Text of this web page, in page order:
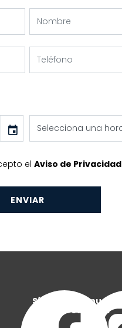
event
elAviso de Privacidad
ENVIAR
Síguenos en
sociales oficiales